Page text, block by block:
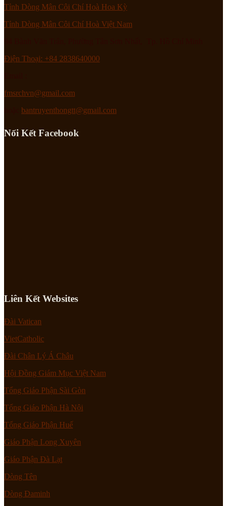
Tỉnh Dòng Mân Côi Chí Hoà Hoa Kỳ
Tỉnh Dòng Mân Côi Chí Hoà Việt Nam
Điện Thoại: +84 2838640000
fmsrchvn@gmail.com
bantruyenthongtt@gmail.com
Nối Kết Facebook
Liên Kết Websites
Đài Vatican
VietCatholic
Đài Chân Lý Á Châu
Hội Đồng Giám Mục Việt Nam
Tổng Giáo Phận Sài Gòn
Tổng Giáo Phận Hà Nội
Tổng Giáo Phận Huế
Giáo Phận Long Xuyên
Giáo Phận Đà Lạt
Dòng Tên
Dòng Đaminh